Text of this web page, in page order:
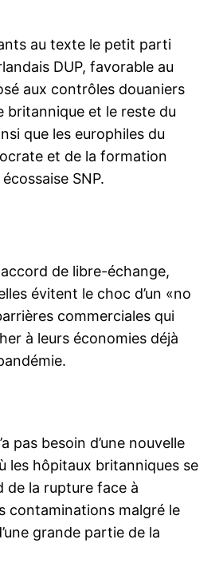
au texte le petit parti
DUP, favorable au
aux contrôles douaniers
britannique et le reste du
que les europhiles du
et de la formation
SNP.
de libre-échange,
évitent le choc d’un «no
commerciales qui
à leurs économies déjà
pas besoin d’une nouvelle
les hôpitaux britanniques se
de la rupture face à
contaminations malgré le
grande partie de la